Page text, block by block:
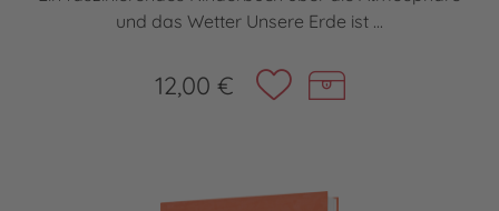
und das Wetter Unsere Erde ist ...
12,00 €